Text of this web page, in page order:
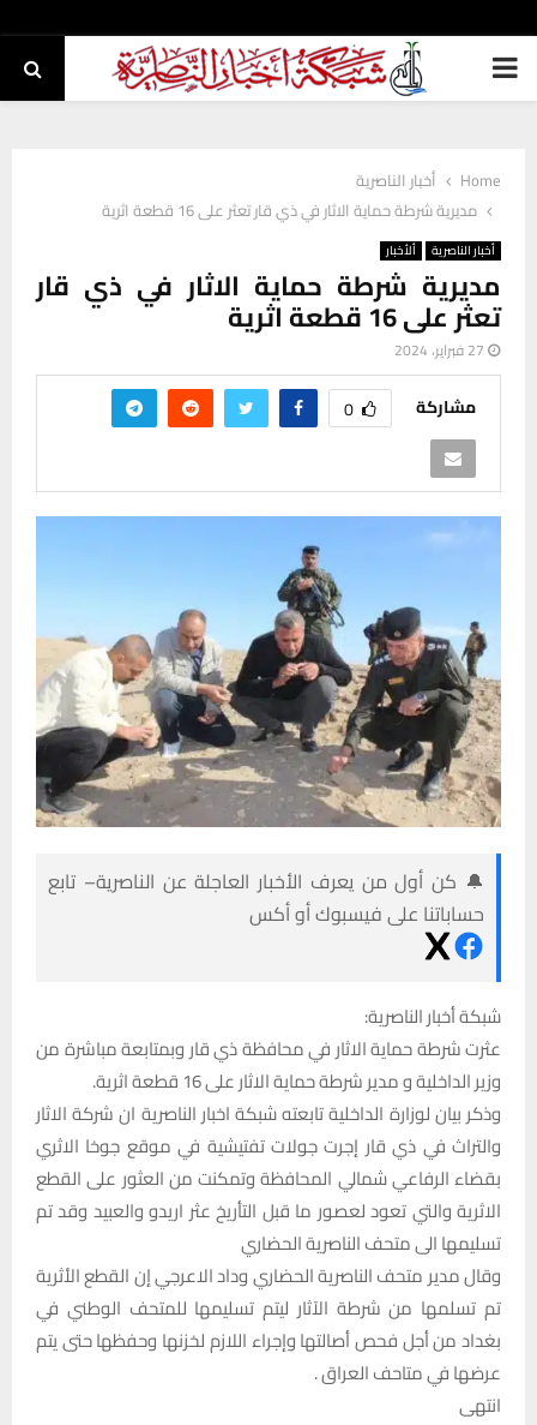
PRIMARY
Home
أخبار الناصرية
مديرية شرطة حماية الاثار في ذي قار تعثر على 16 قطعة اثرية
أخبار الناصرية ألأخبار
مديرية شرطة حماية الاثار في ذي قار
تعثر على 16 قطعة اثرية
27 فبراير، 2024
مشاركة 0
🔔 كن أول من يعرف الأخبار العاجلة عن الناصرية– تابع
حساباتنا على فيسبوك أو أكس
شبكة أخبار الناصرية:
عثرت شرطة حماية الاثار في محافظة ذي قار وبمتابعة مباشرة من
وزير الداخلية و مدير شرطة حماية الاثار على 16 قطعة اثرية.
وذكر بيان لوزارة الداخلية تابعته شبكة اخبار الناصرية ان شركة الاثار
والتراث في ذي قار إجرت جولات تفتيشية في موقع جوخا الاثري
بقضاء الرفاعي شمالي المحافظة وتمكنت من العثور على القطع
الاثرية والتي تعود لعصور ما قبل التأريخ عثر اريدو والعبيد وقد تم
تسليمها الى متحف الناصرية الحضاري
وقال مدير متحف الناصرية الحضاري وداد الاعرجي إن القطع الأثرية
تم تسلمها من شرطة الآثار ليتم تسليمها للمتحف الوطني في
بغداد من أجل فحص أصالتها وإجراء اللازم لخزنها وحفظها حتى يتم
عرضها في متاحف العراق .
انتهى